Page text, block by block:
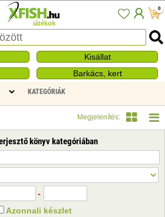
játékok
0
Kisállat
Barkács, kert
KATEGÓRIÁK
Megjelenítés:
könyv kategóriában
-
Azonnali készlet